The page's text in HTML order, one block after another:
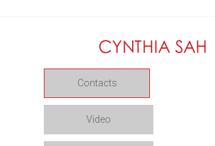
Contacts
Video